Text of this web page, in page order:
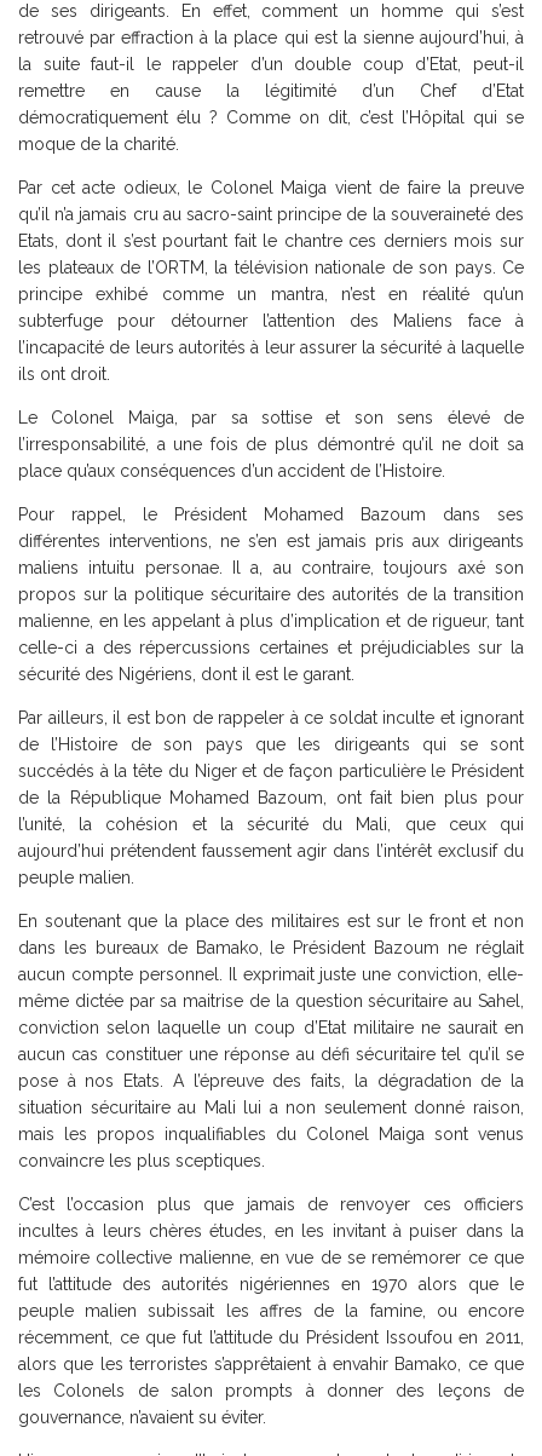
de ses dirigeants. En effet, comment un homme qui s’est
retrouvé par effraction à la place qui est la sienne aujourd’hui, à
la suite faut-il le rappeler d’un double coup d’Etat, peut-il
remettre en cause la légitimité d’un Chef d’Etat
démocratiquement élu ? Comme on dit, c’est l’Hôpital qui se
moque de la charité.
Par cet acte odieux, le Colonel Maiga vient de faire la preuve
qu’il n’a jamais cru au sacro-saint principe de la souveraineté des
Etats, dont il s’est pourtant fait le chantre ces derniers mois sur
les plateaux de l’ORTM, la télévision nationale de son pays. Ce
principe exhibé comme un mantra, n’est en réalité qu’un
subterfuge pour détourner l’attention des Maliens face à
l’incapacité de leurs autorités à leur assurer la sécurité à laquelle
ils ont droit.
Le Colonel Maiga, par sa sottise et son sens élevé de
l’irresponsabilité, a une fois de plus démontré qu’il ne doit sa
place qu’aux conséquences d’un accident de l’Histoire.
Pour rappel, le Président Mohamed Bazoum dans ses
différentes interventions, ne s’en est jamais pris aux dirigeants
maliens intuitu personae. Il a, au contraire, toujours axé son
propos sur la politique sécuritaire des autorités de la transition
malienne, en les appelant à plus d’implication et de rigueur, tant
celle-ci a des répercussions certaines et préjudiciables sur la
sécurité des Nigériens, dont il est le garant.
Par ailleurs, il est bon de rappeler à ce soldat inculte et ignorant
de l’Histoire de son pays que les dirigeants qui se sont
succédés à la tête du Niger et de façon particulière le Président
de la République Mohamed Bazoum, ont fait bien plus pour
l’unité, la cohésion et la sécurité du Mali, que ceux qui
aujourd’hui prétendent faussement agir dans l’intérêt exclusif du
peuple malien.
En soutenant que la place des militaires est sur le front et non
dans les bureaux de Bamako, le Président Bazoum ne réglait
aucun compte personnel. Il exprimait juste une conviction, elle-
même dictée par sa maitrise de la question sécuritaire au Sahel,
conviction selon laquelle un coup d’Etat militaire ne saurait en
aucun cas constituer une réponse au défi sécuritaire tel qu’il se
pose à nos Etats. A l’épreuve des faits, la dégradation de la
situation sécuritaire au Mali lui a non seulement donné raison,
mais les propos inqualifiables du Colonel Maiga sont venus
convaincre les plus sceptiques.
C’est l’occasion plus que jamais de renvoyer ces officiers
incultes à leurs chères études, en les invitant à puiser dans la
mémoire collective malienne, en vue de se remémorer ce que
fut l’attitude des autorités nigériennes en 1970 alors que le
peuple malien subissait les affres de la famine, ou encore
récemment, ce que fut l’attitude du Président Issoufou en 2011,
alors que les terroristes s’apprêtaient à envahir Bamako, ce que
les Colonels de salon prompts à donner des leçons de
gouvernance, n’avaient su éviter.